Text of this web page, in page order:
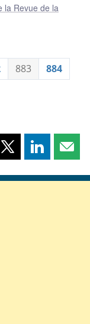
la Revue de la
883
884
Partager
page
Partager
page page